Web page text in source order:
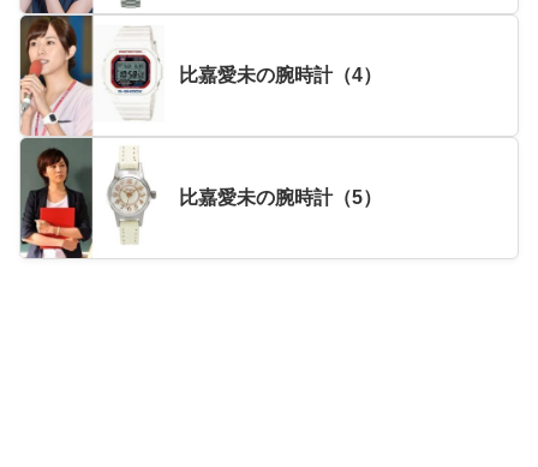
比嘉愛未の腕時計（4）
比嘉愛未の腕時計（5）